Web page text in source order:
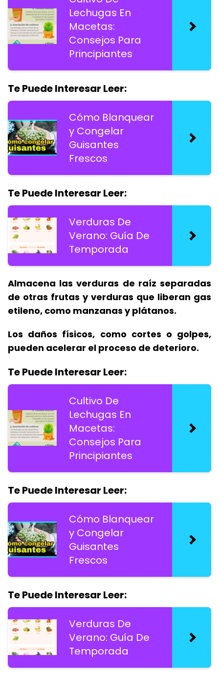
Lechugas En
Macetas:
Consejos Para
Principiantes
Te Puede Interesar Leer:
Cómo Blanquear
y Congelar
Guisantes
Frescos
Te Puede Interesar Leer:
Verduras De
Verano: Guía De
Temporada
Almacena las verduras de raíz separadas
de otras frutas y verduras que liberan gas
etileno, como manzanas y plátanos.
Los daños físicos, como cortes o golpes,
pueden acelerar el proceso de deterioro.
Te Puede Interesar Leer:
Cultivo De
Lechugas En
Macetas:
Consejos Para
Principiantes
Te Puede Interesar Leer:
Cómo Blanquear
y Congelar
Guisantes
Frescos
Te Puede Interesar Leer:
Verduras De
Verano: Guía De
Temporada